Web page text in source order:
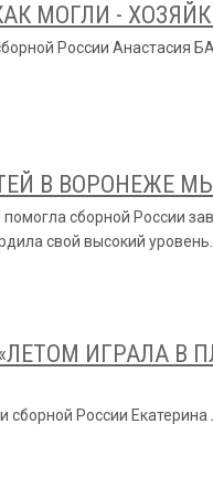
МОГЛИ -
России Анастасия
В ВОРОНЕЖЕ
сборной России
свой высокий уровень.
ИГРАЛА В
сборной России